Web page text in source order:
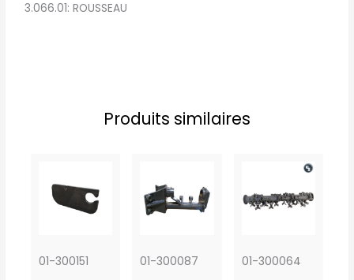
3.066.01: ROUSSEAU
Produits similaires
01-300151 01-300087 01-300064